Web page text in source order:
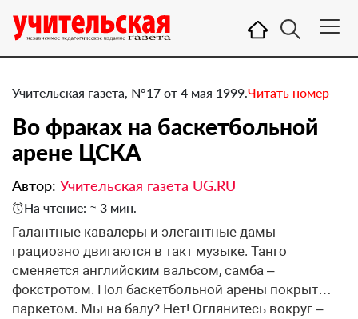
Учительская газета, №17 от 4 мая 1999.Читать номер
Во фраках на баскетбольной
арене ЦСКА
Автор: Учительская газета UG.RU
На чтение: ≈ 3 мин.
Галантные кавалеры и элегантные дамы
грациозно двигаются в такт музыке. Танго
сменяется английским вальсом, самба –
фокстротом. Пол баскетбольной арены покрыт…
паркетом. Мы на балу? Нет! Оглянитесь вокруг –